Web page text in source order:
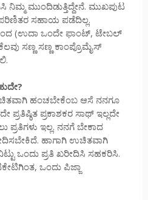
ನಿಮ್ಮ ಮುಂದಿಡುತ್ತಿದ್ದೇನೆ. ಮುಖಪುಟ
ಪರಿಣಿತರ ಸಹಾಯ ಪಡೆದಿಲ್ಲ.
(ಉದಾ ಒಂದೇ ಫಾಂಟ್, ಟೇಬಲ್
ಸಣ್ಣ ಸಣ್ಣ ಕಾಂಪ್ರೊಮೈಸ್
ಹಂಚಬೇಕೆಂಬ ಆಸೆ ನನಗೂ
ಪ್ರತಿಷ್ಠಿತ ಪ್ರಕಾಶಕರ ಸಾಥ್ ಇಲ್ಲದೇ
ಪ್ರತಿಗಳು ಇಲ್ಲ. ನನಗೆ ಬೇಕಾದ
ಹಾಗಾಗಿ ಉಚಿತವಾಗಿ
ಒಂದು ಪ್ರತಿ ಖರೀದಿಸಿ ಸಹಕರಿಸಿ.
ಒಂದು ಪಿಜ್ಜಾ